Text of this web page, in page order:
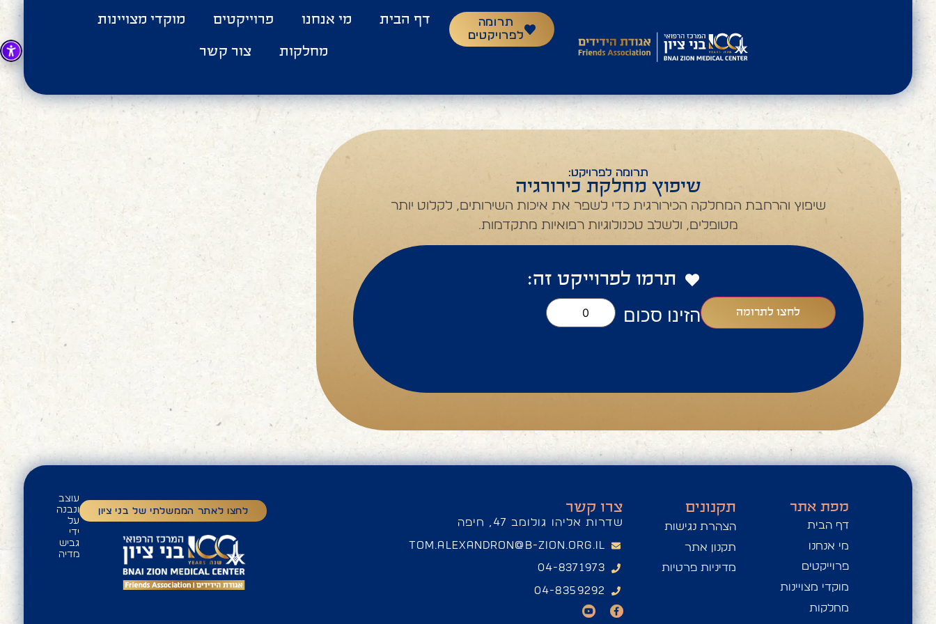
תרומה
לפרויקטים
דף הבית מי אנחנו פרוייקטים מוקדי מצויינות
מחלקות צור קשר
תרומה לפרויקט:
שיפוץ מחלקת כירורגיה
שיפוץ והרחבת המחלקה הכירורגית כדי לשפר את איכות השירותים, לקלוט יותר
מטופלים, ולשלב טכנולוגיות רפואיות מתקדמות.
תרמו לפרוייקט זה:
הזינו סכום לחצו לתרומה
מפת אתר
דף הבית
מי אנחנו
פרוייקטים
מוקדי מצויינות
מחלקות
תקנונים
הצהרת נגישות
תקנון אתר
מדיניות פרטיות
צרו קשר
שדרות אליהו גולומב 47, חיפה
tom.alexandron@b-zion.org.il
04-8371973
04-8359292
לחצו לאתר הממשלתי של בני ציון
עוצב
ונבנה
על
ידי
גביש
מדיה